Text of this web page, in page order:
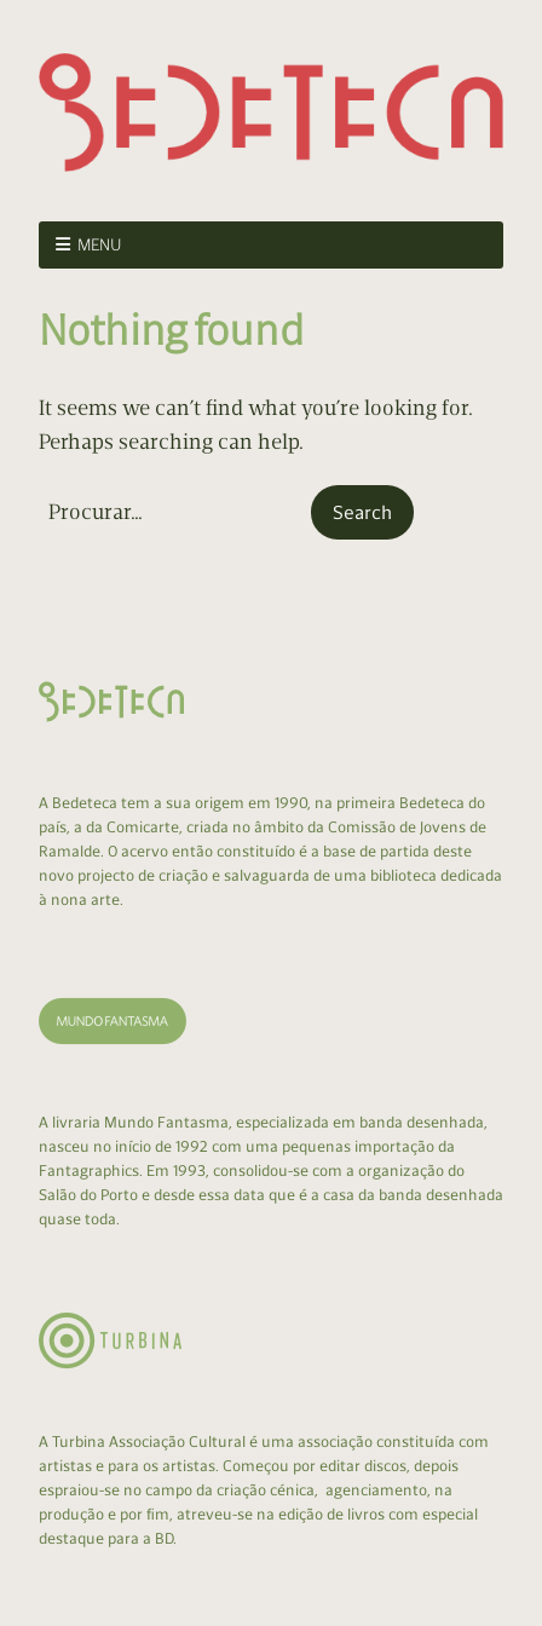
MENU
Nothing found
It seems we can’t find what you’re looking for.
Perhaps searching can help.
A Bedeteca tem a sua origem em 1990, na primeira Bedeteca do
país, a da Comicarte, criada no âmbito da Comissão de Jovens de
Ramalde. O acervo então constituído é a base de partida deste
novo projecto de criação e salvaguarda de uma biblioteca dedicada
à nona arte.
A livraria Mundo Fantasma, especializada em banda desenhada,
nasceu no início de 1992 com uma pequenas importação da
Fantagraphics. Em 1993, consolidou-se com a organização do
Salão do Porto e desde essa data que é a casa da banda desenhada
quase toda.
A Turbina Associação Cultural é uma associação constituída com
artistas e para os artistas. Começou por editar discos, depois
espraiou-se no campo da criação cénica, agenciamento, na
produção e por fim, atreveu-se na edição de livros com especial
destaque para a BD.